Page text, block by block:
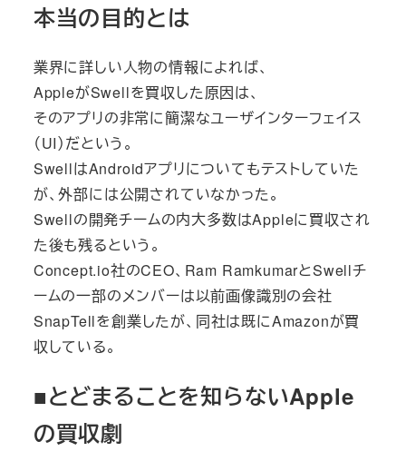
本当の目的とは
業界に詳しい人物の情報によれば、
AppleがSwellを買収した原因は、
そのアプリの非常に簡潔なユーザインターフェイス
（UI）だという。
SwellはAndroidアプリについてもテストしていた
が、外部には公開されていなかった。
Swellの開発チームの内大多数はAppleに買収され
た後も残るという。
Concept.io社のCEO、Ram RamkumarとSwellチ
ームの一部のメンバーは以前画像識別の会社
SnapTellを創業したが、同社は既にAmazonが買
収している。
■とどまることを知らないApple
の買収劇